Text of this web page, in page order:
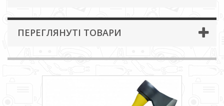
ПЕРЕГЛЯНУТІ ТОВАРИ